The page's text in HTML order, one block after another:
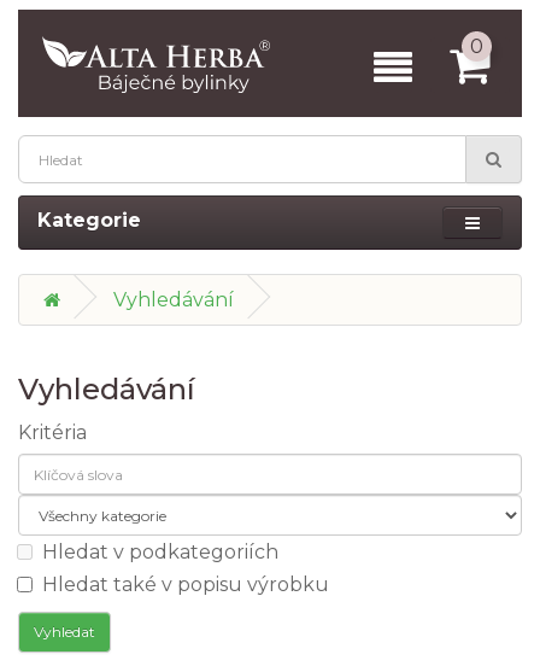
0
Kategorie
Vyhledávání
Vyhledávání
Kritéria
Hledat v podkategoriích
Hledat také v popisu výrobku